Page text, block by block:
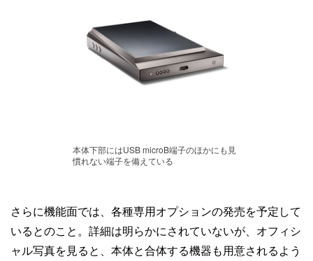
本体下部にはUSB microB端子のほかにも見
慣れない端子を備えている
さらに機能面では、各種専用オプションの発売を予定して
いるとのこと。詳細は明らかにされていないが、オフィシ
ャル写真を見ると、本体と合体する機器も用意されるよう